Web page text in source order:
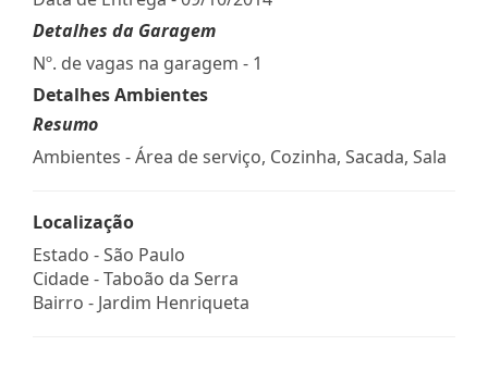
Detalhes da Garagem
Nº. de vagas na garagem - 1
Detalhes Ambientes
Resumo
Ambientes - Área de serviço, Cozinha, Sacada, Sala
Localização
Estado -São Paulo
Cidade -Taboão da Serra
Bairro - Jardim Henriqueta